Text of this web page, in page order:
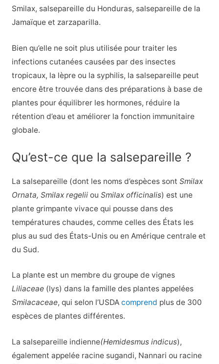
Smilax, salsepareille du Honduras, salsepareille de la
Jamaïque et zarzaparilla.
Bien qu’elle ne soit plus utilisée pour traiter les
infections cutanées causées par des insectes
tropicaux, la lèpre ou la syphilis, la salsepareille peut
encore être trouvée dans des préparations à base de
plantes pour équilibrer les hormones, réduire la
rétention d’eau et améliorer la fonction immunitaire
globale.
Qu’est-ce que la salsepareille ?
La salsepareille (dont les noms d’espèces sont Smilax
Ornata, Smilax regeliiou Smilax officinalis) est une
plante grimpante vivace qui pousse dans des
températures chaudes, comme celles des États les
plus au sud des États-Unis ou en Amérique centrale et
du Sud.
La plante est un membre du groupe de vignes
Liliaceae(lys) dans la famille des plantes appelées
Smilacaceae, qui selon l’USDA comprend plus de 300
espèces de plantes différentes.
La salsepareille indienne(Hemidesmus indicus),
également appelée racine sugandi, Nannari ou racine